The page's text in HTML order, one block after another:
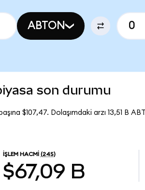
ABTON
son durumu
$107,47. Dolaşımdaki arzı 13,51 B
İŞLEM HACMI (24S)
$67,09 B